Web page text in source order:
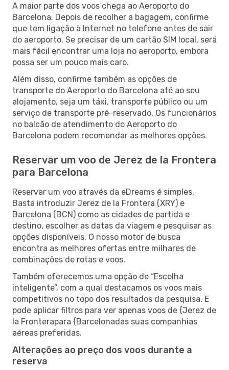
A maior parte dos voos chega ao Aeroporto do
Barcelona. Depois de recolher a bagagem, confirme
que tem ligação à Internet no telefone antes de sair
do aeroporto. Se precisar de um cartão SIM local, será
mais fácil encontrar uma loja no aeroporto, embora
possa ser um pouco mais caro.
Além disso, confirme também as opções de
transporte do Aeroporto do Barcelona até ao seu
alojamento, seja um táxi, transporte público ou um
serviço de transporte pré-reservado. Os funcionários
no balcão de atendimento do Aeroporto do
Barcelona podem recomendar as melhores opções.
Reservar um voo de Jerez de la Frontera
para Barcelona
Reservar um voo através da eDreams é simples.
Basta introduzir Jerez de la Frontera (XRY) e
Barcelona (BCN) como as cidades de partida e
destino, escolher as datas da viagem e pesquisar as
opções disponíveis. O nosso motor de busca
encontra as melhores ofertas entre milhares de
combinações de rotas e voos.
Também oferecemos uma opção de “Escolha
inteligente”, com a qual destacamos os voos mais
competitivos no topo dos resultados da pesquisa. E
pode aplicar filtros para ver apenas voos de {Jerez de
la Fronterapara {Barcelonadas suas companhias
aéreas preferidas.
Alterações ao preço dos voos durante a
reserva